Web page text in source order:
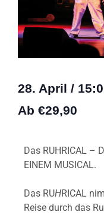
28. April /
Ab €29,90
Das RUHRICAL –
EINEM MUSICAL.
Das RUHRICAL
Reise durch das